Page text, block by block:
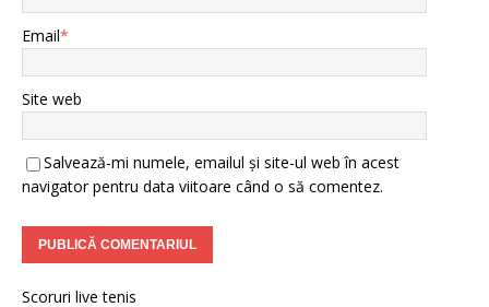
Email*
Site web
Salvează-mi numele, emailul și site-ul web în acest
navigator pentru data viitoare când o să comentez.
Scoruri live tenis